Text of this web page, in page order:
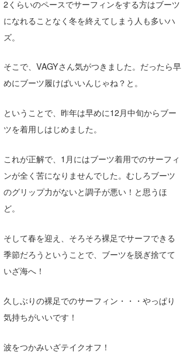
2くらいのペースでサーフィンをする方はブーツ
になれることなく冬を終えてしまう人も多いハ
ズ。
そこで、VAGYさん気がつきました。だったら早
めにブーツ履けばいいんじゃね？と。
ということで、昨年は早めに12月中旬からブー
ツを着用しはじめました。
これが正解で、1月にはブーツ着用でのサーフィ
ンが全く苦になりませんでした。むしろブーツ
のグリップ力がないと調子が悪い！と思うほ
ど。
そして春を迎え、そろそろ裸足でサーフできる
季節だろうということで、ブーツを脱ぎ捨てて
いざ海へ！
久しぶりの裸足でのサーフィン・・・やっぱり
気持ちがいいです！
波をつかみいざテイクオフ！
Naoya Kimoto
Yasunari Inoue
Yoshiyuki Obata
arukasvision
CBA Films
熊谷素子
メディア
Colors MAGAZINE
福島寿実子
中浦“JET”章
嵯峨明日香
田原啓江
植村未来
大野”MAR”修聖
喜納海人
波伝説スタッフ
+☆maki☆+
chan-U
ECE
H
KID
KY